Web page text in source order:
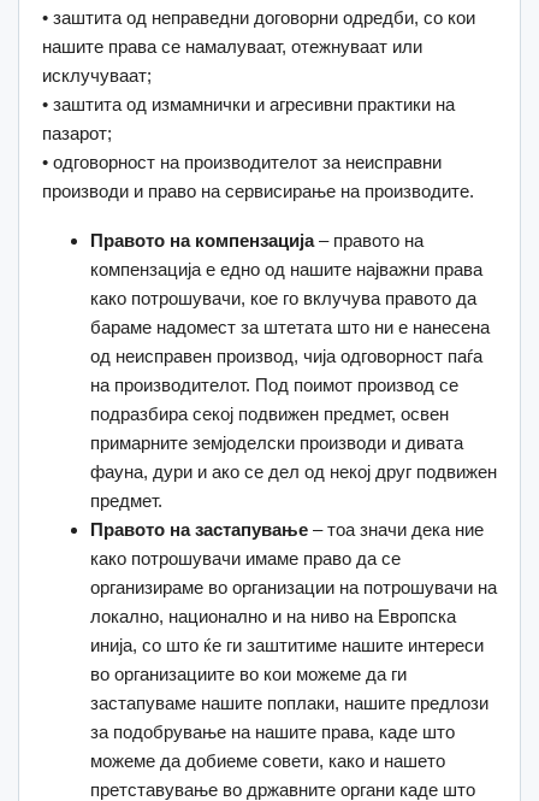
• заштита од неправедни договорни одредби, со кои
нашите права се намалуваат, отежнуваат или
исклучуваат;
• заштита од измамнички и агресивни практики на
пазарот;
• одговорност на производителот за неисправни
производи и право на сервисирање на производите.
Правото на компензација– правото на
компензација е едно од нашите најважни права
како потрошувачи, кое го вклучува правото да
бараме надомест за штетата што ни е нанесена
од неисправен производ, чија одговорност паѓа
на производителот. Под поимот производ се
подразбира секој подвижен предмет, освен
примарните земјоделски производи и дивата
фауна, дури и ако се дел од некој друг подвижен
предмет.
Правото на застапување – тоа значи дека ние
како потрошувачи имаме право да се
организираме во организации на потрошувачи на
локално, национално и на ниво на Европска
инија, со што ќе ги заштитиме нашите интереси
во организациите во кои можеме да ги
застапуваме нашите поплаки, нашите предлози
за подобрување на нашите права, каде што
можеме да добиеме совети, како и нашето
претставување во државните органи каде што